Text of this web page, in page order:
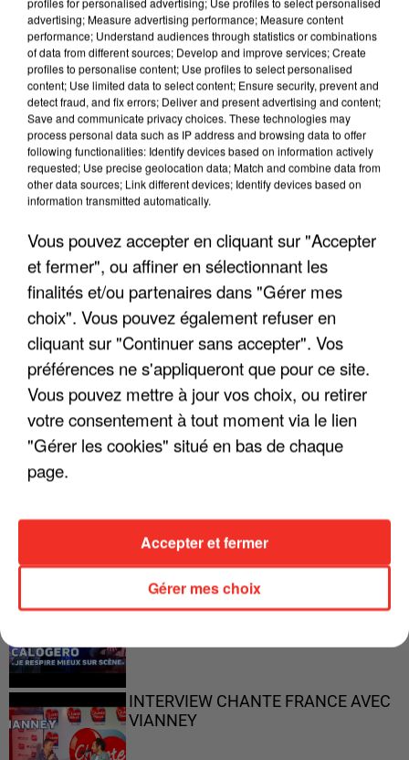
LES INTERVIEWS CHANTE
FRANCE
Voir plus
"JE SUIS À DISPOSITION DES
ENFOIRÉS"
"ON A TOUS LE TRAC"
"ON N'EST PAS DES PARENTS
"JE RESPIRE MIEUX SUR SCÈNE" -
CALOGERO
INTERVIEW CHANTE FRANCE AVEC
VIANNEY
advertising; Measure advertising performance; Measure content
performance; Understand audiences through statistics or combinations
of data from different sources; Develop and improve services; Create
profiles to personalise content; Use profiles to select personalised
content; Use limited data to select content; Ensure security, prevent and
detect fraud, and fix errors; Deliver and present advertising and content;
Save and communicate privacy choices. These technologies may
process personal data such as IP address and browsing data to offer
following functionalities: Identify devices based on information actively
requested; Use precise geolocation data; Match and combine data from
other data sources; Link different devices; Identify devices based on
information transmitted automatically.
Vous pouvez accepter en cliquant sur "Accepter
et fermer", ou affiner en sélectionnant les
finalités et/ou partenaires dans "Gérer mes
choix". Vous pouvez également refuser en
cliquant sur "Continuer sans accepter". Vos
préférences ne s'appliqueront que pour ce site.
Vous pouvez mettre à jour vos choix, ou retirer
votre consentement à tout moment via le lien
"Gérer les cookies" situé en bas de chaque
page.
Gérer mes choix
Accepter et fermer